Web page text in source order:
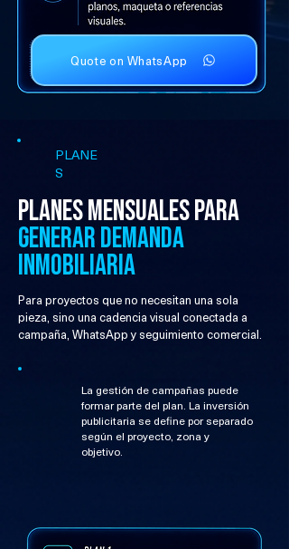
Quote on WhatsApp
PLANE
S
Planes mensuales para
generar demanda
inmobiliaria
Para proyectos que no necesitan una sola
pieza, sino una cadencia visual conectada a
campaña, WhatsApp y seguimiento comercial.
La gestión de campañas puede
formar parte del plan. La inversión
publicitaria se define por separado
según el proyecto, zona y
objetivo.